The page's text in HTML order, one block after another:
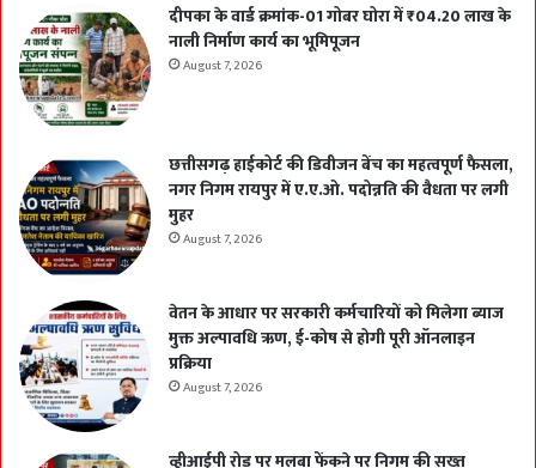
दीपका के वार्ड क्रमांक-01 गोबर घोरा में ₹04.20 लाख के
नाली निर्माण कार्य का भूमिपूजन
August 7, 2026
छत्तीसगढ़ हाईकोर्ट की डिवीजन बेंच का महत्वपूर्ण फैसला,
नगर निगम रायपुर में ए.ए.ओ. पदोन्नति की वैधता पर लगी
मुहर
August 7, 2026
वेतन के आधार पर सरकारी कर्मचारियों को मिलेगा ब्याज
मुक्त अल्पावधि ऋण, ई-कोष से होगी पूरी ऑनलाइन
प्रक्रिया
August 7, 2026
व्हीआईपी रोड पर मलबा फेंकने पर निगम की सख्त